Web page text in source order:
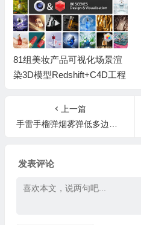
81组美妆产品可视化场景渲
染3D模型Redshift+C4D工程
上一篇
手雷手榴弹烟雾弹低多边形3D模型 CGTrader – Grenades Pack Low-poly 3D model
发表评论